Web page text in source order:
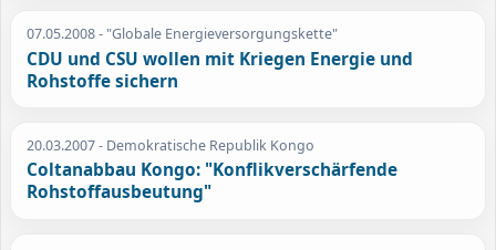
07.05.2008- "Globale Energieversorgungskette"
CDU und CSU wollen mit Kriegen Energie und
Rohstoffe sichern
20.03.2007- Demokratische Republik Kongo
Coltanabbau Kongo: "Konflikverschärfende
Rohstoffausbeutung"